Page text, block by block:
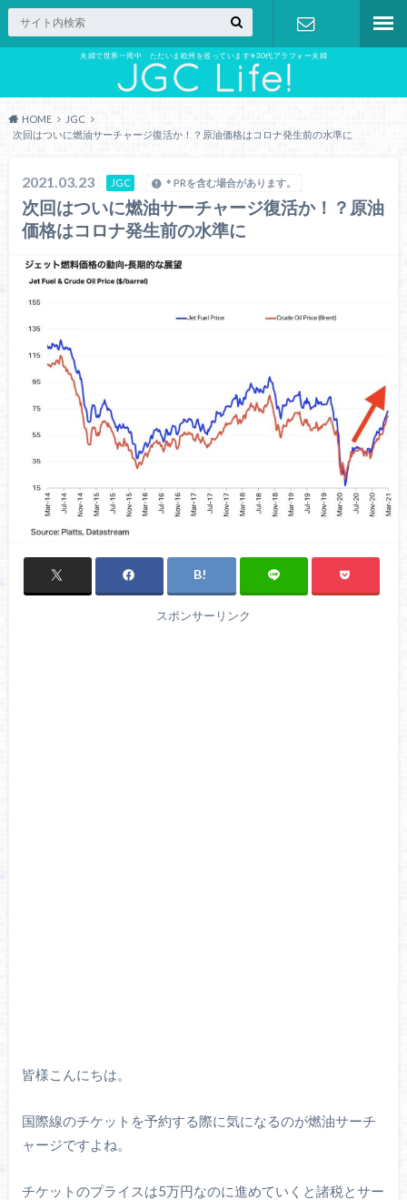
夫婦で世界一周中 ただいま欧州を巡っています✈︎30代アラフォー夫婦
お問い合わ
HOME
JGC
次回はついに燃油サーチャージ復活か！？原油価格はコロナ発生前の水準に
2021.03.23 JGC ＊PRを含む場合があります。
次回はついに燃油サーチャージ復活か！？原油
価格はコロナ発生前の水準に
スポンサーリンク
皆様こんにちは。
国際線のチケットを予約する際に気になるのが燃油サーチ
ャージですよね。
チケットのプライスは5万円なのに進めていくと諸税とサー